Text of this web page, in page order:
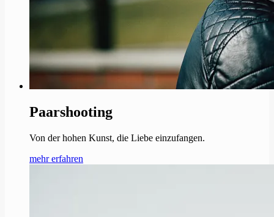
Paarshooting
Von der hohen Kunst, die Liebe einzufangen.
mehr erfahren